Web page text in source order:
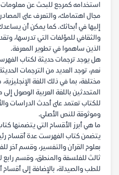
استخدامه كمرجع للبحث عن
مجال اهتمامك، والتعرف على
إليها في أبحاثك. كما يمكن أن
والثقافي للمؤلفات التي تدرسها،
الذين ساهموا في تطوير المعرفة.
هل يوجد ترجمات حديثة لكتاب
نعم، توجد العديد من الترجمات
مختلفة، بما في ذلك اللغة
المتحدثين باللغة العربية الوصول
للكتاب تعتمد على أحدث الدراسات
وموثوقة للنص الأصلي.
ما هي أبرز الأقسام التي يتضمنها
يتضمن كتاب الفهرست عدة أقسام
بعلوم القرآن والتفسير، وقسم آخر
ثالث للفلسفة والمنطق، وقسم
للطب والصيدلة، بالإضافة إلى